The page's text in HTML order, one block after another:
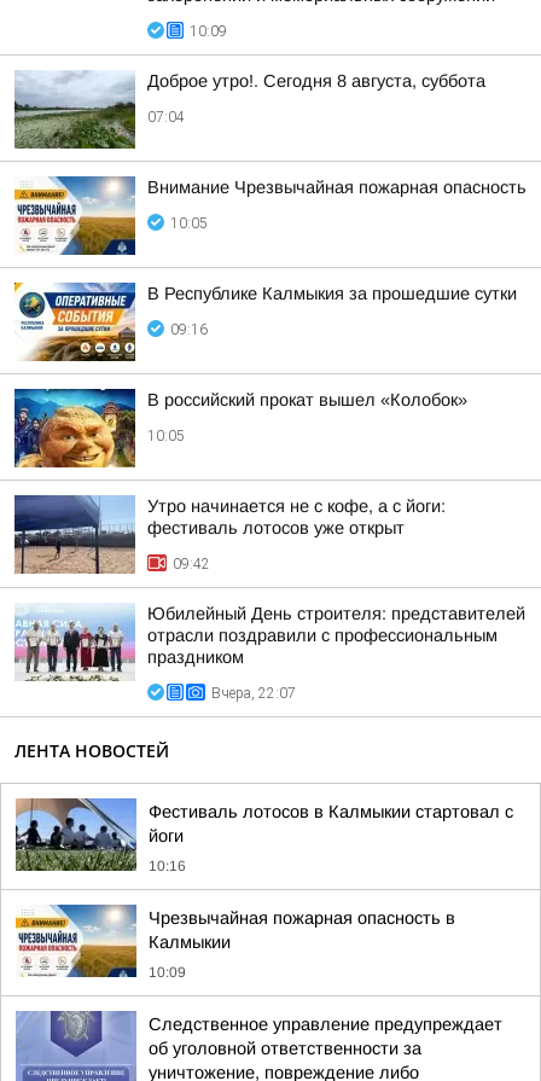
10:09
Доброе утро!. Сегодня 8 августа, суббота
07:04
Внимание Чрезвычайная пожарная опасность
10:05
В Республике Калмыкия за прошедшие сутки
09:16
В российский прокат вышел «Колобок»
10:05
Утро начинается не с кофе, а с йоги:
фестиваль лотосов уже открыт
09:42
Юбилейный День строителя: представителей
отрасли поздравили с профессиональным
праздником
Вчера, 22:07
ЛЕНТА НОВОСТЕЙ
Фестиваль лотосов в Калмыкии стартовал с
йоги
10:16
Чрезвычайная пожарная опасность в
Калмыкии
10:09
Следственное управление предупреждает
об уголовной ответственности за
уничтожение, повреждение либо